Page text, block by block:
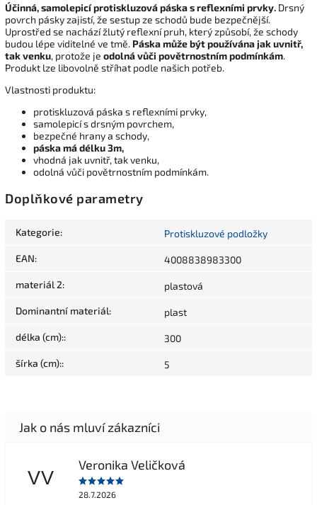
Účinná, samolepicí protiskluzová páska s reflexními prvky. Drsný
povrch pásky zajistí, že sestup ze schodů bude bezpečnější.
Uprostřed se nachází žlutý reflexní pruh, který způsobí, že schody
budou lépe viditelné ve tmě. Páska může být používána jak uvnitř,
tak venku, protože je odolná vůči povětrnostním podmínkám.
Produkt lze libovolně stříhat podle našich potřeb.
Vlastnosti produktu:
protiskluzová páska s reflexními prvky,
samolepicí s drsným povrchem,
bezpečné hrany a schody,
páska má délku 3m,
vhodná jak uvnitř, tak venku,
odolná vůči povětrnostním podmínkám.
Doplňkové parametry
Kategorie: Protiskluzové podložky
EAN: 4008838983300
materiál 2: plastová
Dominantní materiál: plast
délka (cm):: 300
šírka (cm):: 5
VV
Veronika Veličková
28.7.2026